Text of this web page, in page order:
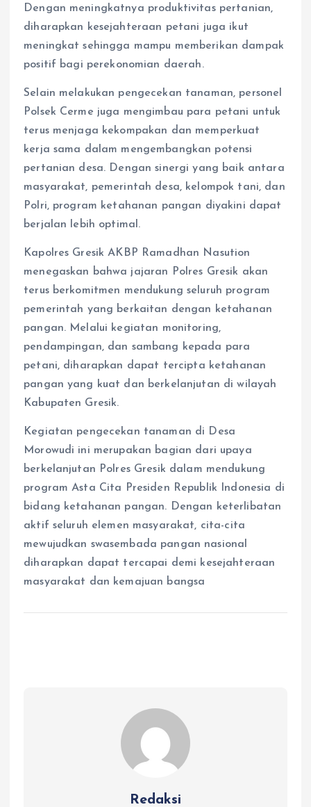
Dengan meningkatnya produktivitas pertanian,
diharapkan kesejahteraan petani juga ikut
meningkat sehingga mampu memberikan dampak
positif bagi perekonomian daerah.
Selain melakukan pengecekan tanaman, personel
Polsek Cerme juga mengimbau para petani untuk
terus menjaga kekompakan dan memperkuat
kerja sama dalam mengembangkan potensi
pertanian desa. Dengan sinergi yang baik antara
masyarakat, pemerintah desa, kelompok tani, dan
Polri, program ketahanan pangan diyakini dapat
berjalan lebih optimal.
Kapolres Gresik AKBP Ramadhan Nasution
menegaskan bahwa jajaran Polres Gresik akan
terus berkomitmen mendukung seluruh program
pemerintah yang berkaitan dengan ketahanan
pangan. Melalui kegiatan monitoring,
pendampingan, dan sambang kepada para
petani, diharapkan dapat tercipta ketahanan
pangan yang kuat dan berkelanjutan di wilayah
Kabupaten Gresik.
Kegiatan pengecekan tanaman di Desa
Morowudi ini merupakan bagian dari upaya
berkelanjutan Polres Gresik dalam mendukung
program Asta Cita Presiden Republik Indonesia di
bidang ketahanan pangan. Dengan keterlibatan
aktif seluruh elemen masyarakat, cita-cita
mewujudkan swasembada pangan nasional
diharapkan dapat tercapai demi kesejahteraan
masyarakat dan kemajuan bangsa
Redaksi